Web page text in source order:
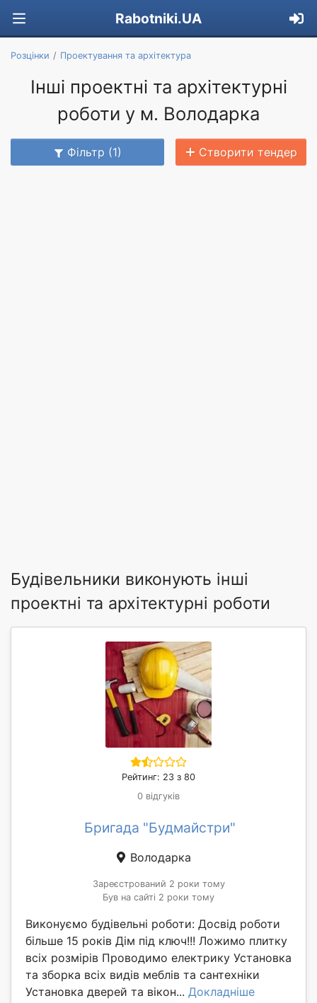
Rabotniki.UA
Розцінки Проектування та архітектура
Інші проектні та архітектурні
роботи у м. Володарка
Фільтр (1) Створити тендер
Будівельники виконують інші
проектні та архітектурні роботи
Рейтинг: 23 з 80
0 відгуків
Бригада "Будмайстри"
Володарка
Зареєстрований 2 роки тому
Був на сайті 2 роки тому
Виконуємо будівельні роботи: Досвід роботи
більше 15 років Дім під ключ!!! Ложимо плитку
всіх розмірів Проводимо електрику Установка
та зборка всіх видів меблів та сантехніки
Установка дверей та вікон... Докладніше